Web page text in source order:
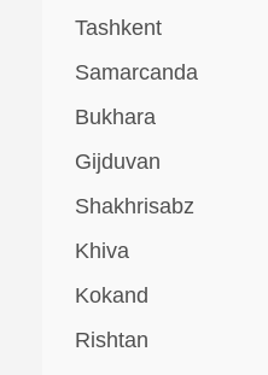
Tashkent
Samarcanda
Bukhara
Gijduvan
Shakhrisabz
Khiva
Kokand
Rishtan